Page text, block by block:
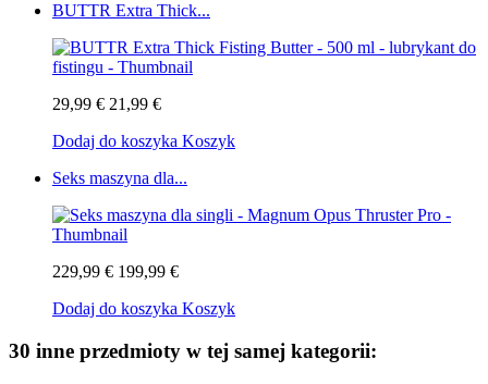
BUTTR Extra Thick...
29,99 € 21,99 €
Dodaj do koszyka Koszyk
Seks maszyna dla...
229,99 € 199,99 €
Dodaj do koszyka Koszyk
30 inne przedmioty w tej samej kategorii: